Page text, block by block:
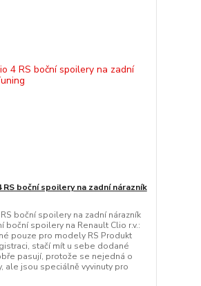
boční spoilery na zadní nárazník
boční spoilery na zadní nárazník
boční spoilery na Renault Clio r.v.:
pouze pro modely RS Produkt
stačí mít u sebe dodané
pasují, protože se nejedná o
ale jsou speciálně vyvinuty pro